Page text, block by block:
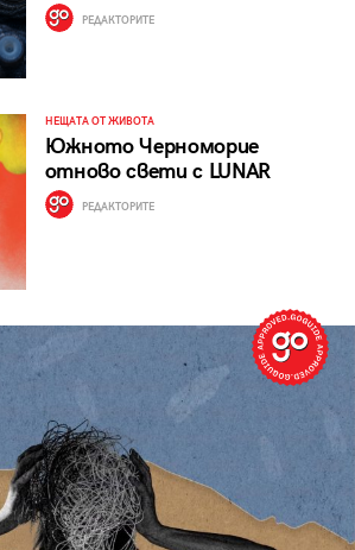
РЕДАКТОРИТЕ
НЕЩАТА ОТ ЖИВОТА
Южното Черноморие
отново свети с LUNAR
РЕДАКТОРИТЕ